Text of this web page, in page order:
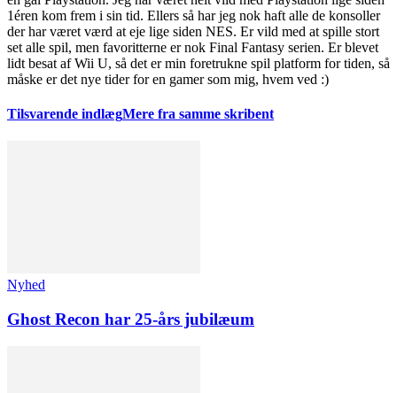
1éren kom frem i sin tid. Ellers så har jeg nok haft alle de konsoller
der har været værd at eje lige siden NES. Er vild med at spille stort
set alle spil, men favoritterne er nok Final Fantasy serien. Er blevet
lidt besat af Wii U, så det er min foretrukne spil platform for tiden, så
måske er det nye tider for en gamer som mig, hvem ved :)
Tilsvarende indlægMere fra samme skribent
Nyhed
Ghost Recon har 25-års jubilæum